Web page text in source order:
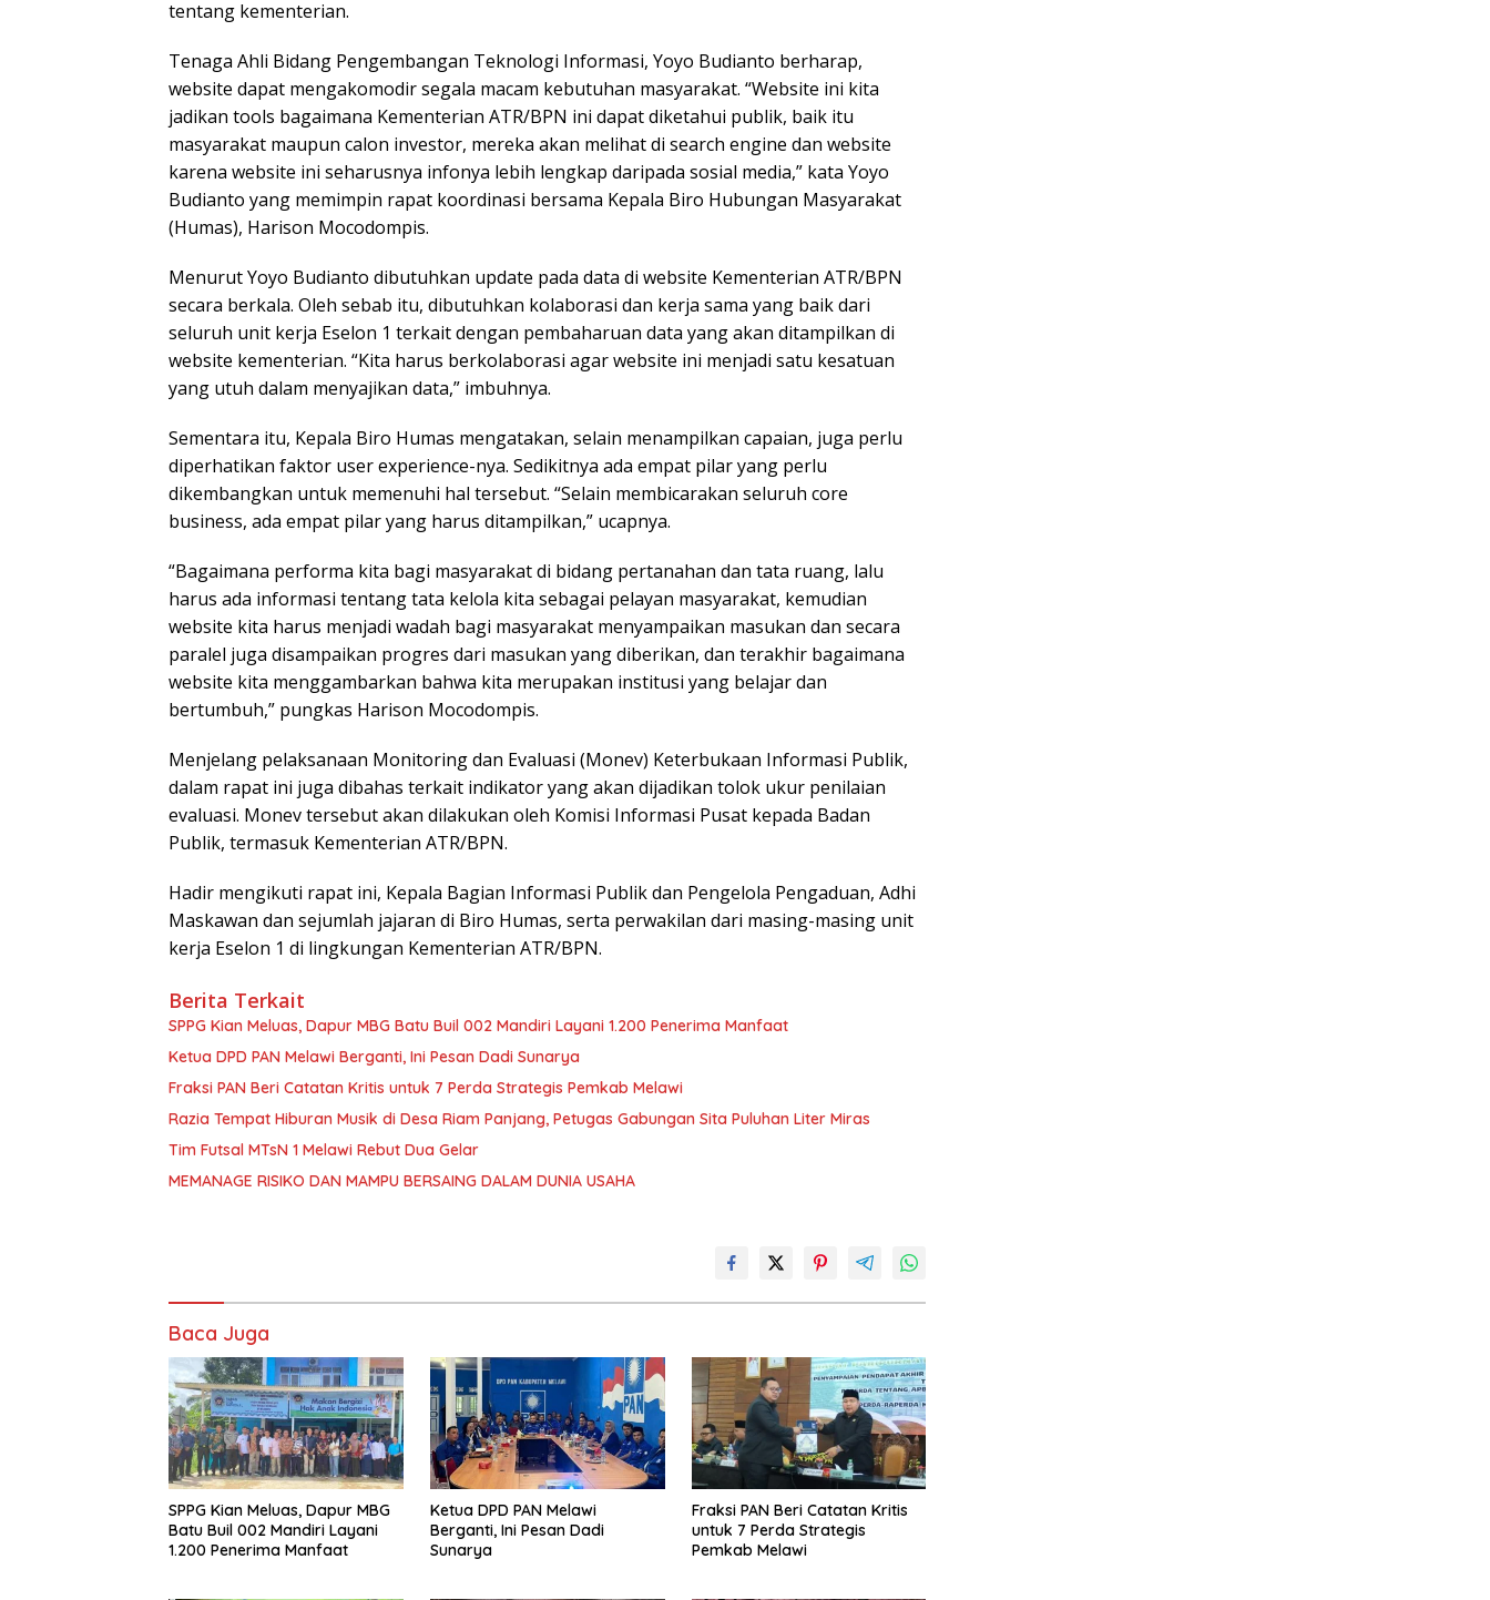
tentang kementerian.
Tenaga Ahli Bidang Pengembangan Teknologi Informasi, Yoyo Budianto berharap,
website dapat mengakomodir segala macam kebutuhan masyarakat. “Website ini kita
jadikan tools bagaimana Kementerian ATR/BPN ini dapat diketahui publik, baik itu
masyarakat maupun calon investor, mereka akan melihat di search engine dan website
karena website ini seharusnya infonya lebih lengkap daripada sosial media,” kata Yoyo
Budianto yang memimpin rapat koordinasi bersama Kepala Biro Hubungan Masyarakat
(Humas), Harison Mocodompis.
Menurut Yoyo Budianto dibutuhkan update pada data di website Kementerian ATR/BPN
secara berkala. Oleh sebab itu, dibutuhkan kolaborasi dan kerja sama yang baik dari
seluruh unit kerja Eselon 1 terkait dengan pembaharuan data yang akan ditampilkan di
website kementerian. “Kita harus berkolaborasi agar website ini menjadi satu kesatuan
yang utuh dalam menyajikan data,” imbuhnya.
Sementara itu, Kepala Biro Humas mengatakan, selain menampilkan capaian, juga perlu
diperhatikan faktor user experience-nya. Sedikitnya ada empat pilar yang perlu
dikembangkan untuk memenuhi hal tersebut. “Selain membicarakan seluruh core
business, ada empat pilar yang harus ditampilkan,” ucapnya.
“Bagaimana performa kita bagi masyarakat di bidang pertanahan dan tata ruang, lalu
harus ada informasi tentang tata kelola kita sebagai pelayan masyarakat, kemudian
website kita harus menjadi wadah bagi masyarakat menyampaikan masukan dan secara
paralel juga disampaikan progres dari masukan yang diberikan, dan terakhir bagaimana
website kita menggambarkan bahwa kita merupakan institusi yang belajar dan
bertumbuh,” pungkas Harison Mocodompis.
Menjelang pelaksanaan Monitoring dan Evaluasi (Monev) Keterbukaan Informasi Publik,
dalam rapat ini juga dibahas terkait indikator yang akan dijadikan tolok ukur penilaian
evaluasi. Monev tersebut akan dilakukan oleh Komisi Informasi Pusat kepada Badan
Publik, termasuk Kementerian ATR/BPN.
Hadir mengikuti rapat ini, Kepala Bagian Informasi Publik dan Pengelola Pengaduan, Adhi
Maskawan dan sejumlah jajaran di Biro Humas, serta perwakilan dari masing-masing unit
kerja Eselon 1 di lingkungan Kementerian ATR/BPN.
Berita Terkait
SPPG Kian Meluas, Dapur MBG Batu Buil 002 Mandiri Layani 1.200 Penerima Manfaat
Ketua DPD PAN Melawi Berganti, Ini Pesan Dadi Sunarya
Fraksi PAN Beri Catatan Kritis untuk 7 Perda Strategis Pemkab Melawi
Razia Tempat Hiburan Musik di Desa Riam Panjang, Petugas Gabungan Sita Puluhan Liter Miras
Tim Futsal MTsN 1 Melawi Rebut Dua Gelar
MEMANAGE RISIKO DAN MAMPU BERSAING DALAM DUNIA USAHA
Baca Juga
SPPG Kian Meluas, Dapur MBG
Batu Buil 002 Mandiri Layani
1.200 Penerima Manfaat
Ketua DPD PAN Melawi
Berganti, Ini Pesan Dadi
Sunarya
Fraksi PAN Beri Catatan Kritis
untuk 7 Perda Strategis
Pemkab Melawi